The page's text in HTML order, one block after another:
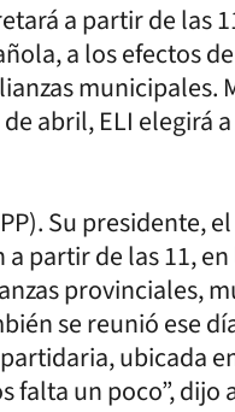
a partir de las
a los efectos
municipales.
abril, ELI elegirá
Su presidente,
partir de las 11,
provinciales,
se reunió ese
ubicada
un poco”, dijo